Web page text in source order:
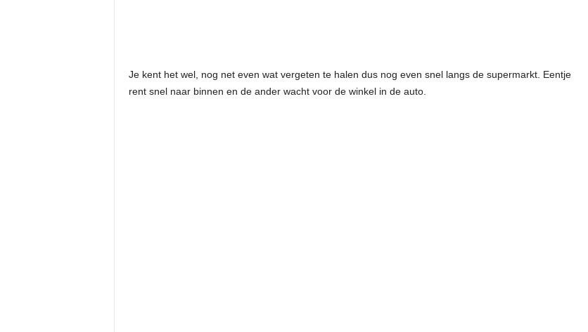
Je kent het wel, nog net even wat vergeten te halen dus nog even snel langs de supermarkt. Eentje
rent snel naar binnen en de ander wacht voor de winkel in de auto.